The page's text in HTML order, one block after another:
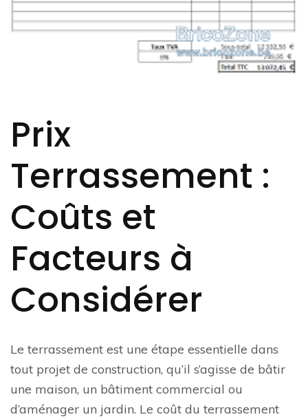
Prix
Terrassement :
Coûts et
Facteurs à
Considérer
Le terrassement est une étape essentielle dans
tout projet de construction, qu’il s’agisse de bâtir
une maison, un bâtiment commercial ou
d’aménager un jardin. Le coût du terrassement